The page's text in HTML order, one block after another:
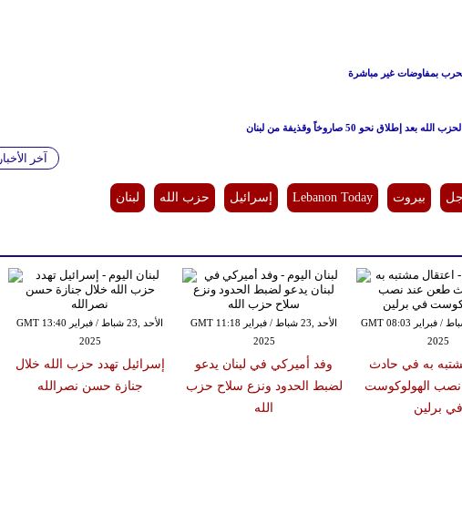
بمفاوضات غير مباشرة
50 صاروخاً وقذيفة من لبنان
آخر الأخبار
بيروت Lebanon Today إسرائيل حزب الله لبنان
الأحد ,23 شباط / فبراير GMT 13:40
2025
إسرائيل تهدد حزب الله خلال
جنازة حسن نصرالله
الأحد ,23 شباط / فبراير GMT 11:18
2025
وفد أميركي في لبنان يدعو
لضبط الحدود ونزع سلاح حزب
الله
السبت ,22 شباط / فبراير GMT 08:03
2025
به في حادث
الهولوكوست
في برلين